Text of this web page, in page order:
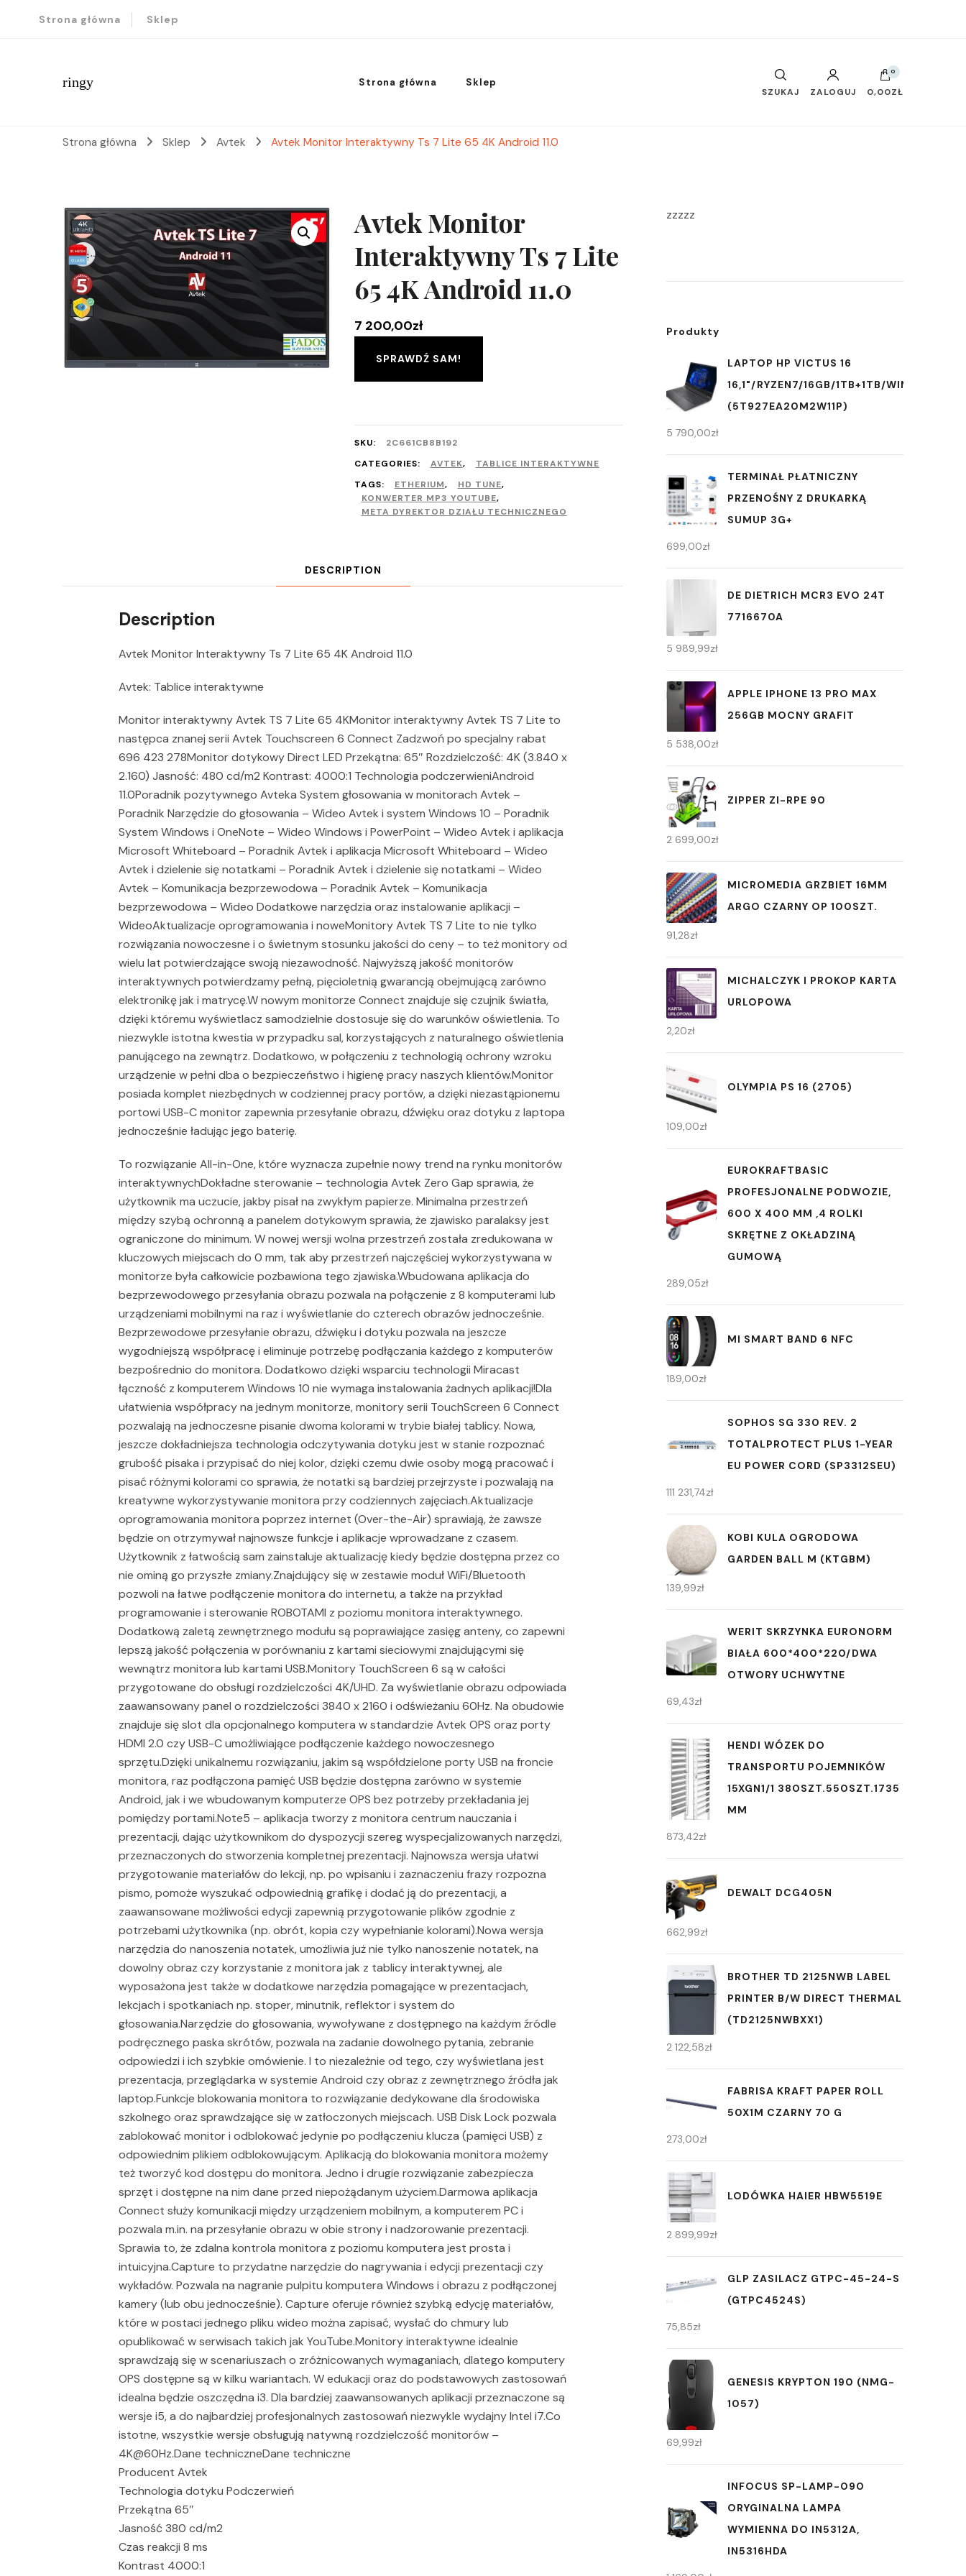
Strona główna Sklep
ringy Strona główna Sklep
SZUKAJ ZALOGUJ
0
0,00ZŁ
Strona główna Sklep Avtek Avtek Monitor Interaktywny Ts 7 Lite 65 4K Android 11.0
Avtek Monitor
Interaktywny Ts 7 Lite
65 4K Android 11.0
7 200,00zł
SPRAWDŹ SAM!
SKU:
2C661CB8B192
CATEGORIES:
AVTEK,
TABLICE INTERAKTYWNE
TAGS:
ETHERIUM, HD TUNE,
KONWERTER MP3 YOUTUBE,
META DYREKTOR DZIAŁU TECHNICZNEGO
DESCRIPTION
Description
Avtek Monitor Interaktywny Ts 7 Lite 65 4K Android 11.0
Avtek: Tablice interaktywne
Monitor interaktywny Avtek TS 7 Lite 65 4KMonitor interaktywny Avtek TS 7 Lite to
następca znanej serii Avtek Touchscreen 6 Connect Zadzwoń po specjalny rabat
696 423 278Monitor dotykowy Direct LED Przekątna: 65″ Rozdzielczość: 4K (3.840 x
2.160) Jasność: 480 cd/m2 Kontrast: 4000:1 Technologia podczerwieniAndroid
11.0Poradnik pozytywnego Avteka System głosowania w monitorach Avtek –
Poradnik Narzędzie do głosowania – Wideo Avtek i system Windows 10 – Poradnik
System Windows i OneNote – Wideo Windows i PowerPoint – Wideo Avtek i aplikacja
Microsoft Whiteboard – Poradnik Avtek i aplikacja Microsoft Whiteboard – Wideo
Avtek i dzielenie się notatkami – Poradnik Avtek i dzielenie się notatkami – Wideo
Avtek – Komunikacja bezprzewodowa – Poradnik Avtek – Komunikacja
bezprzewodowa – Wideo Dodatkowe narzędzia oraz instalowanie aplikacji –
WideoAktualizacje oprogramowania i noweMonitory Avtek TS 7 Lite to nie tylko
rozwiązania nowoczesne i o świetnym stosunku jakości do ceny – to też monitory od
wielu lat potwierdzające swoją niezawodność. Najwyższą jakość monitorów
interaktywnych potwierdzamy pełną, pięcioletnią gwarancją obejmującą zarówno
elektronikę jak i matrycę.W nowym monitorze Connect znajduje się czujnik światła,
dzięki któremu wyświetlacz samodzielnie dostosuje się do warunków oświetlenia. To
niezwykle istotna kwestia w przypadku sal, korzystających z naturalnego oświetlenia
panującego na zewnątrz. Dodatkowo, w połączeniu z technologią ochrony wzroku
urządzenie w pełni dba o bezpieczeństwo i higienę pracy naszych klientów.Monitor
posiada komplet niezbędnych w codziennej pracy portów, a dzięki niezastąpionemu
portowi USB-C monitor zapewnia przesyłanie obrazu, dźwięku oraz dotyku z laptopa
jednocześnie ładując jego baterię.
To rozwiązanie All-in-One, które wyznacza zupełnie nowy trend na rynku monitorów
interaktywnychDokładne sterowanie – technologia Avtek Zero Gap sprawia, że
użytkownik ma uczucie, jakby pisał na zwykłym papierze. Minimalna przestrzeń
między szybą ochronną a panelem dotykowym sprawia, że zjawisko paralaksy jest
ograniczone do minimum. W nowej wersji wolna przestrzeń została zredukowana w
kluczowych miejscach do 0 mm, tak aby przestrzeń najczęściej wykorzystywana w
monitorze była całkowicie pozbawiona tego zjawiska.Wbudowana aplikacja do
bezprzewodowego przesyłania obrazu pozwala na połączenie z 8 komputerami lub
urządzeniami mobilnymi na raz i wyświetlanie do czterech obrazów jednocześnie.
Bezprzewodowe przesyłanie obrazu, dźwięku i dotyku pozwala na jeszcze
wygodniejszą współpracę i eliminuje potrzebę podłączania każdego z komputerów
bezpośrednio do monitora. Dodatkowo dzięki wsparciu technologii Miracast
łączność z komputerem Windows 10 nie wymaga instalowania żadnych aplikacji!Dla
ułatwienia współpracy na jednym monitorze, monitory serii TouchScreen 6 Connect
pozwalają na jednoczesne pisanie dwoma kolorami w trybie białej tablicy. Nowa,
jeszcze dokładniejsza technologia odczytywania dotyku jest w stanie rozpoznać
grubość pisaka i przypisać do niej kolor, dzięki czemu dwie osoby mogą pracować i
pisać różnymi kolorami co sprawia, że notatki są bardziej przejrzyste i pozwalają na
kreatywne wykorzystywanie monitora przy codziennych zajęciach.Aktualizacje
oprogramowania monitora poprzez internet (Over-the-Air) sprawiają, że zawsze
będzie on otrzymywał najnowsze funkcje i aplikacje wprowadzane z czasem.
Użytkownik z łatwością sam zainstaluje aktualizację kiedy będzie dostępna przez co
nie ominą go przyszłe zmiany.Znajdujący się w zestawie moduł WiFi/Bluetooth
pozwoli na łatwe podłączenie monitora do internetu, a także na przykład
programowanie i sterowanie ROBOTAMI z poziomu monitora interaktywnego.
Dodatkową zaletą zewnętrznego modułu są poprawiające zasięg anteny, co zapewni
lepszą jakość połączenia w porównaniu z kartami sieciowymi znajdującymi się
wewnątrz monitora lub kartami USB.Monitory TouchScreen 6 są w całości
przygotowane do obsługi rozdzielczości 4K/UHD. Za wyświetlanie obrazu odpowiada
zaawansowany panel o rozdzielczości 3840 x 2160 i odświeżaniu 60Hz. Na obudowie
znajduje się slot dla opcjonalnego komputera w standardzie Avtek OPS oraz porty
HDMI 2.0 czy USB-C umożliwiające podłączenie każdego nowoczesnego
sprzętu.Dzięki unikalnemu rozwiązaniu, jakim są współdzielone porty USB na froncie
monitora, raz podłączona pamięć USB będzie dostępna zarówno w systemie
Android, jak i we wbudowanym komputerze OPS bez potrzeby przekładania jej
pomiędzy portami.Note5 – aplikacja tworzy z monitora centrum nauczania i
prezentacji, dając użytkownikom do dyspozycji szereg wyspecjalizowanych narzędzi,
przeznaczonych do stworzenia kompletnej prezentacji. Najnowsza wersja ułatwi
przygotowanie materiałów do lekcji, np. po wpisaniu i zaznaczeniu frazy rozpozna
pismo, pomoże wyszukać odpowiednią grafikę i dodać ją do prezentacji, a
zaawansowane możliwości edycji zapewnią przygotowanie plików zgodnie z
potrzebami użytkownika (np. obrót, kopia czy wypełnianie kolorami).Nowa wersja
narzędzia do nanoszenia notatek, umożliwia już nie tylko nanoszenie notatek, na
dowolny obraz czy korzystanie z monitora jak z tablicy interaktywnej, ale
wyposażona jest także w dodatkowe narzędzia pomagające w prezentacjach,
lekcjach i spotkaniach np. stoper, minutnik, reflektor i system do
głosowania.Narzędzie do głosowania, wywoływane z dostępnego na każdym źródle
podręcznego paska skrótów, pozwala na zadanie dowolnego pytania, zebranie
odpowiedzi i ich szybkie omówienie. I to niezależnie od tego, czy wyświetlana jest
prezentacja, przeglądarka w systemie Android czy obraz z zewnętrznego źródła jak
laptop.Funkcje blokowania monitora to rozwiązanie dedykowane dla środowiska
szkolnego oraz sprawdzające się w zatłoczonych miejscach. USB Disk Lock pozwala
zablokować monitor i odblokować jedynie po podłączeniu klucza (pamięci USB) z
odpowiednim plikiem odblokowującym. Aplikacją do blokowania monitora możemy
też tworzyć kod dostępu do monitora. Jedno i drugie rozwiązanie zabezpiecza
sprzęt i dostępne na nim dane przed niepożądanym użyciem.Darmowa aplikacja
Connect służy komunikacji między urządzeniem mobilnym, a komputerem PC i
pozwala m.in. na przesyłanie obrazu w obie strony i nadzorowanie prezentacji.
Sprawia to, że zdalna kontrola monitora z poziomu komputera jest prosta i
intuicyjna.Capture to przydatne narzędzie do nagrywania i edycji prezentacji czy
wykładów. Pozwala na nagranie pulpitu komputera Windows i obrazu z podłączonej
kamery (lub obu jednocześnie). Capture oferuje również szybką edycję materiałów,
które w postaci jednego pliku wideo można zapisać, wysłać do chmury lub
opublikować w serwisach takich jak YouTube.Monitory interaktywne idealnie
sprawdzają się w scenariuszach o zróżnicowanych wymaganiach, dlatego komputery
OPS dostępne są w kilku wariantach. W edukacji oraz do podstawowych zastosowań
idealna będzie oszczędna i3. Dla bardziej zaawansowanych aplikacji przeznaczone są
wersje i5, a do najbardziej profesjonalnych zastosowań niezwykle wydajny Intel i7.Co
istotne, wszystkie wersje obsługują natywną rozdzielczość monitorów –
4K@60Hz.Dane techniczneDane techniczne
Producent Avtek
Technologia dotyku Podczerwień
Przekątna 65″
Jasność 380 cd/m2
Czas reakcji 8 ms
Kontrast 4000:1
zzzzz
Produkty
LAPTOP HP VICTUS 16
16,1"/RYZEN7/16GB/1TB+1TB/WIN11
(5T927EA20M2W11P)
5 790,00zł
TERMINAŁ PŁATNICZNY
PRZENOŚNY Z DRUKARKĄ
SUMUP 3G+
699,00zł
DE DIETRICH MCR3 EVO 24T
7716670A
5 989,99zł
APPLE IPHONE 13 PRO MAX
256GB MOCNY GRAFIT
5 538,00zł
ZIPPER ZI-RPE 90
2 699,00zł
MICROMEDIA GRZBIET 16MM
ARGO CZARNY OP 100SZT.
91,28zł
MICHALCZYK I PROKOP KARTA
URLOPOWA
2,20zł
OLYMPIA PS 16 (2705)
109,00zł
EUROKRAFTBASIC
PROFESJONALNE PODWOZIE,
600 X 400 MM ,4 ROLKI
SKRĘTNE Z OKŁADZINĄ
GUMOWĄ
289,05zł
MI SMART BAND 6 NFC
189,00zł
SOPHOS SG 330 REV. 2
TOTALPROTECT PLUS 1-YEAR
EU POWER CORD (SP3312SEU)
111 231,74zł
KOBI KULA OGRODOWA
GARDEN BALL M (KTGBM)
139,99zł
WERIT SKRZYNKA EURONORM
BIAŁA 600*400*220/DWA
OTWORY UCHWYTNE
69,43zł
HENDI WÓZEK DO
TRANSPORTU POJEMNIKÓW
15XGN1/1 380SZT.550SZT.1735
MM
873,42zł
DEWALT DCG405N
662,99zł
BROTHER TD 2125NWB LABEL
PRINTER B/W DIRECT THERMAL
(TD2125NWBXX1)
2 122,58zł
FABRISA KRAFT PAPER ROLL
50X1M CZARNY 70 G
273,00zł
LODÓWKA HAIER HBW5519E
2 899,99zł
GLP ZASILACZ GTPC-45-24-S
(GTPC4524S)
75,85zł
GENESIS KRYPTON 190 (NMG-
1057)
69,99zł
INFOCUS SP-LAMP-090
ORYGINALNA LAMPA
WYMIENNA DO IN5312A,
IN5316HDA